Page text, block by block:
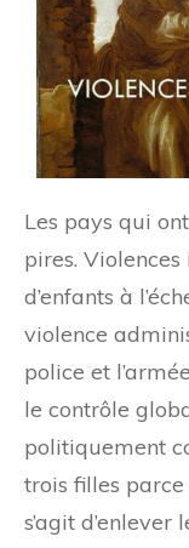
Les pays qui
pires.
d’enfants à
violence
police et
le contrôle
politiquement
trois filles parce
s’agit